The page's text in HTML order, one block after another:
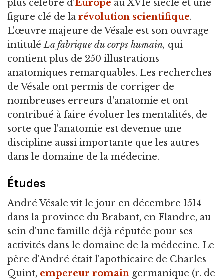
plus célèbre d'Europe au XVIe siècle et une
figure clé de la révolution scientifique.
L'œuvre majeure de Vésale est son ouvrage
intituléLa fabrique du corps humain, qui
contient plus de 250 illustrations
anatomiques remarquables. Les recherches
de Vésale ont permis de corriger de
nombreuses erreurs d'anatomie et ont
contribué à faire évoluer les mentalités, de
sorte que l'anatomie est devenue une
discipline aussi importante que les autres
dans le domaine de la médecine.
Études
André Vésale vit le jour en décembre 1514
dans la province du Brabant, en Flandre, au
sein d'une famille déjà réputée pour ses
activités dans le domaine de la médecine. Le
père d'André était l'apothicaire de Charles
Quint, empereur romain germanique (r. de